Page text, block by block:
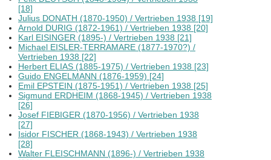
[18]
Julius DONATH (1870-1950) / Vertrieben 1938 [19]
Arnold DURIG (1872-1961) / Vertrieben 1938 [20]
Karl EISINGER (1895-) / Vertrieben 1938 [21]
Michael EISLER-TERRAMARE (1877-1970?) /
Vertrieben 1938 [22]
Herbert ELIAS (1885-1975) / Vertrieben 1938 [23]
Guido ENGELMANN (1876-1959) [24]
Emil EPSTEIN (1875-1951) / Vertrieben 1938 [25]
Sigmund ERDHEIM (1868-1945) / Vertrieben 1938
[26]
Josef FIEBIGER (1870-1956) / Vertrieben 1938
[27]
Isidor FISCHER (1868-1943) / Vertrieben 1938
[28]
Walter FLEISCHMANN (1896-) / Vertrieben 1938